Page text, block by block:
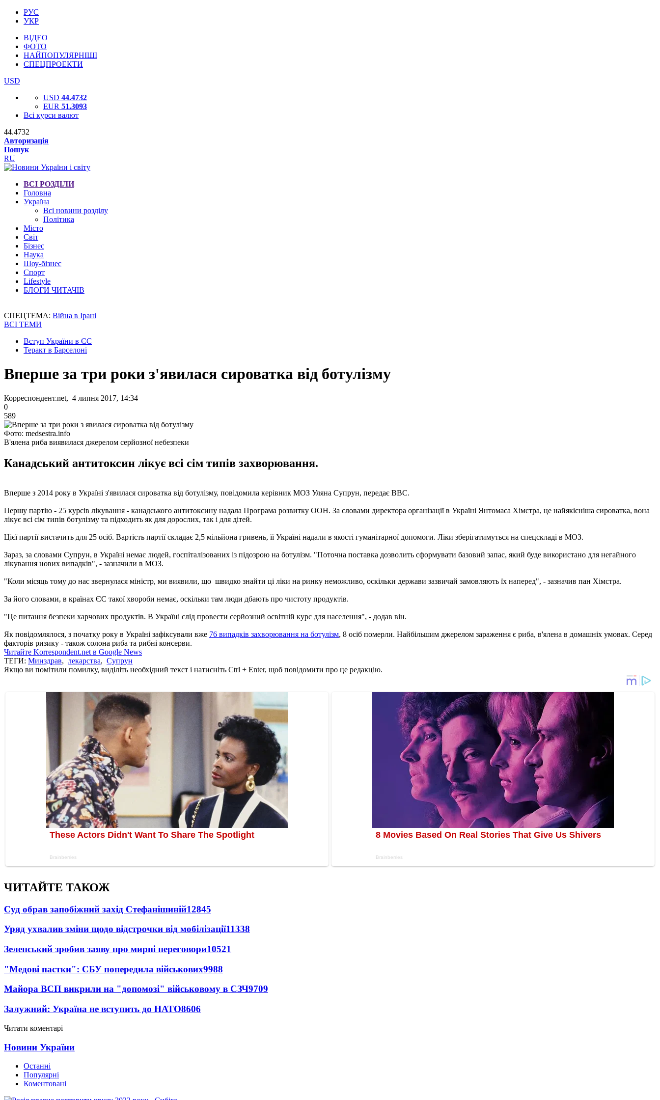
РУС
УКР
ВІДЕО
ФОТО
НАЙПОПУЛЯРНІШІ
СПЕЦПРОЕКТИ
USD
USD 44.4732
EUR 51.3093
Всі курси валют
44.4732
Авторизація
Пошук
RU
ВСІ РОЗДІЛИ
Головна
Україна
Всі новини розділу
Політика
Місто
Світ
Бізнес
Наука
Шоу-бізнес
Спорт
Lifestyle
БЛОГИ ЧИТАЧІВ
СПЕЦТЕМА: Війна в Ірані
ВСІ ТЕМИ
Вступ України в ЄС
Теракт в Барселоні
Вперше за три роки з'явилася сироватка від ботулізму
Корреспондент.net, 4 липня 2017, 14:34
0
589
Фото: medsestra.info
В'ялена риба виявилася джерелом серйозної небезпеки
Канадський антитоксин лікує всі сім типів захворювання.
Вперше з 2014 року в Україні з'явилася сироватка від ботулізму, повідомила керівник МОЗ Уляна Супрун, передає ВВС.
Першу партію - 25 курсів лікування - канадського антитоксину надала Програма розвитку ООН. За словами директора організації в Україні Янтомаса Хімстра, це найякісніша сироватка, вона
лікує всі сім типів ботулізму та підходить як для дорослих, так і для дітей.
Цієї партії вистачить для 25 осіб. Вартість партії складає 2,5 мільйона гривень, її Україні надали в якості гуманітарної допомоги. Ліки зберігатимуться на спецскладі в МОЗ.
Зараз, за ​​словами Супрун, в Україні немає людей, госпіталізованих із підозрою на ботулізм. "Поточна поставка дозволить сформувати базовий запас, який буде використано для негайного
лікування нових випадків", - зазначили в МОЗ.
"Коли місяць тому до нас звернулася міністр, ми виявили, що швидко знайти ці ліки на ринку неможливо, оскільки держави зазвичай замовляють їх наперед", - зазначив пан Хімстра.
За його словами, в країнах ЄС такої хвороби немає, оскільки там люди дбають про чистоту продуктів.
"Це питання безпеки харчових продуктів. В Україні слід провести серйозний освітній курс для населення", - додав він.
Як повідомлялося, з початку року в Україні зафіксували вже 76 випадків захворювання на ботулізм, 8 осіб померли. Найбільшим джерелом зараження є риба, в'ялена в домашніх умовах. Серед
факторів ризику - також солона риба та рибні консерви.
Читайте Korrespondent.net в Google News
ТЕГИ: Минздрав, лекарства, Супрун
Якщо ви помітили помилку, виділіть необхідний текст і натисніть Ctrl + Enter, щоб повідомити про це редакцію.
ЧИТАЙТЕ ТАКОЖ
Суд обрав запобіжний захід Стефанішиній12845
Уряд ухвалив зміни щодо відстрочки від мобілізації11338
Зеленський зробив заяву про мирні переговори10521
"Медові пастки": СБУ попередила військових9988
Майора ВСП викрили на "допомозі" військовому в СЗЧ9709
Залужний: Україна не вступить до НАТО8606
Читати коментарі
Новини України
Останні
Популярні
Коментовані